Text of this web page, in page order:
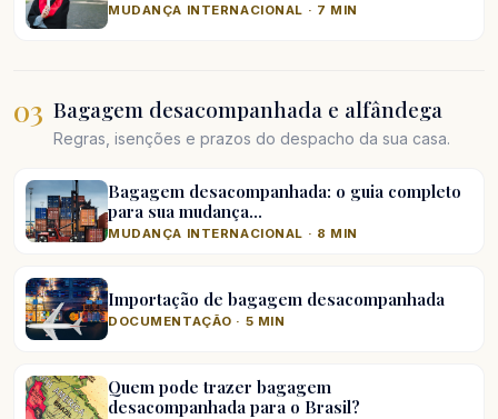
MUDANÇA INTERNACIONAL · 7 MIN
03 Bagagem desacompanhada e alfândega
Regras, isenções e prazos do despacho da sua casa.
Bagagem desacompanhada: o guia completo
para sua mudança…
MUDANÇA INTERNACIONAL · 8 MIN
Importação de bagagem desacompanhada
DOCUMENTAÇÃO · 5 MIN
Quem pode trazer bagagem
desacompanhada para o Brasil?